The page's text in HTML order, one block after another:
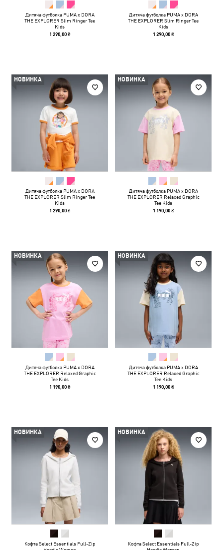
Дитяча футболка PUMA x DORA
THE EXPLORER Slim Ringer Tee
Kids
1 290,00 ₴
Дитяча футболка PUMA x DORA
THE EXPLORER Slim Ringer Tee
Kids
1 290,00 ₴
НОВИНКА
Дитяча футболка PUMA x DORA
THE EXPLORER Slim Ringer Tee
Kids
1 290,00 ₴
НОВИНКА
Дитяча футболка PUMA x DORA
THE EXPLORER Relaxed Graphic
Tee Kids
1 190,00 ₴
НОВИНКА
Дитяча футболка PUMA x DORA
THE EXPLORER Relaxed Graphic
Tee Kids
1 190,00 ₴
НОВИНКА
Дитяча футболка PUMA x DORA
THE EXPLORER Relaxed Graphic
Tee Kids
1 190,00 ₴
НОВИНКА
Кофта Select Essentials Full-Zip
НОВИНКА
Кофта Select Essentials Full-Zip